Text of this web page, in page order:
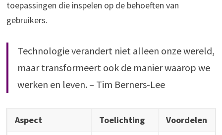
toepassingen die inspelen op de behoeften van
gebruikers.
Technologie verandert niet alleen onze wereld,
maar transformeert ook de manier waarop we
werken en leven. – Tim Berners-Lee
Aspect Toelichting Voordelen